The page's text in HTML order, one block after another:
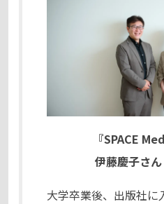
『SPACE
伊藤慶子さん
大学卒業後、出版社に